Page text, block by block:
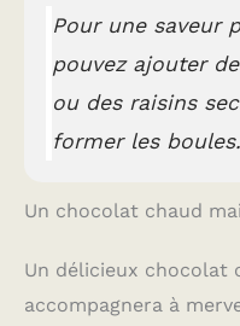
Pour une saveur
pouvez ajouter
ou des raisins
former les boules.
Un chocolat chaud
Un délicieux chocolat
accompagnera à